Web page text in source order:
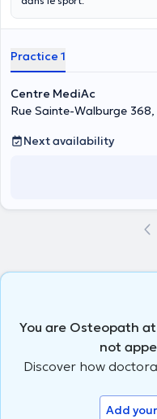
Practice 1
Centre MediAc
Rue Sainte-Walburge
Next availability
You are Osteopath
not
Discover how
Add